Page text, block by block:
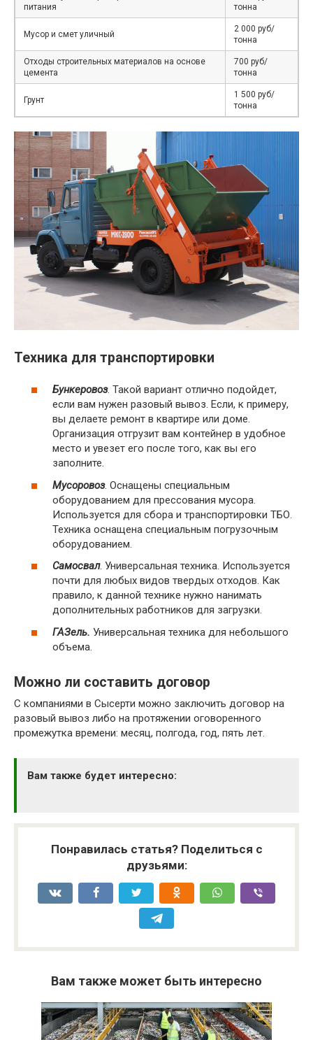
питания
тонна
Мусор и смет уличный
2 000 руб/
тонна
Отходы строительных материалов на основе
цемента
700 руб/
тонна
Грунт
1 500 руб/
тонна
Техника для транспортировки
Бункеровоз. Такой вариант отлично подойдет,
если вам нужен разовый вывоз. Если, к примеру,
вы делаете ремонт в квартире или доме.
Организация отгрузит вам контейнер в удобное
место и увезет его после того, как вы его
заполните.
Мусоровоз. Оснащены специальным
оборудованием для прессования мусора.
Используется для сбора и транспортировки ТБО.
Техника оснащена специальным погрузочным
оборудованием.
Самосвал. Универсальная техника. Используется
почти для любых видов твердых отходов. Как
правило, к данной технике нужно нанимать
дополнительных работников для загрузки.
ГАЗель. Универсальная техника для небольшого
объема.
Можно ли составить договор
С компаниями в Сысерти можно заключить договор на
разовый вывоз либо на протяжении оговоренного
промежутка времени: месяц, полгода, год, пять лет.
Вам также будет интересно:
Понравилась статья? Поделиться с
друзьями:
Вам также может быть интересно